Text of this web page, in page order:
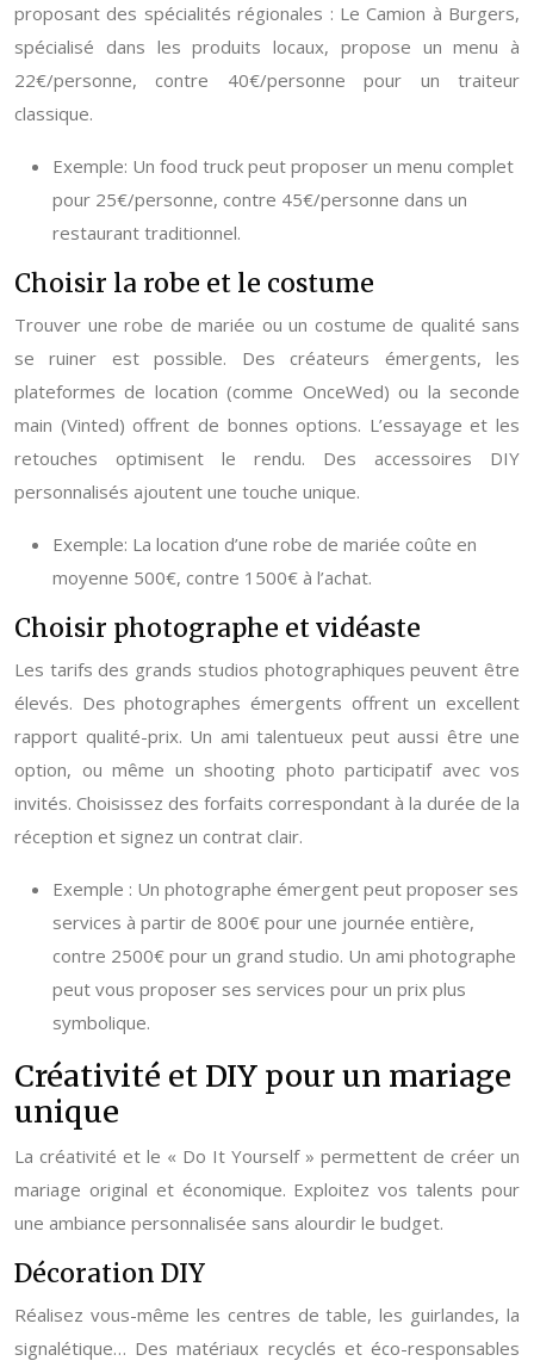
proposant des spécialités régionales : Le Camion à Burgers,
spécialisé dans les produits locaux, propose un menu à
22€/personne, contre 40€/personne pour un traiteur
classique.
Exemple: Un food truck peut proposer un menu complet
pour 25€/personne, contre 45€/personne dans un
restaurant traditionnel.
Choisir la robe et le costume
Trouver une robe de mariée ou un costume de qualité sans
se ruiner est possible. Des créateurs émergents, les
plateformes de location (comme OnceWed) ou la seconde
main (Vinted) offrent de bonnes options. L’essayage et les
retouches optimisent le rendu. Des accessoires DIY
personnalisés ajoutent une touche unique.
Exemple: La location d’une robe de mariée coûte en
moyenne 500€, contre 1500€ à l’achat.
Choisir photographe et vidéaste
Les tarifs des grands studios photographiques peuvent être
élevés. Des photographes émergents offrent un excellent
rapport qualité-prix. Un ami talentueux peut aussi être une
option, ou même un shooting photo participatif avec vos
invités. Choisissez des forfaits correspondant à la durée de la
réception et signez un contrat clair.
Exemple : Un photographe émergent peut proposer ses
services à partir de 800€ pour une journée entière,
contre 2500€ pour un grand studio. Un ami photographe
peut vous proposer ses services pour un prix plus
symbolique.
Créativité et DIY pour un mariage
unique
La créativité et le « Do It Yourself » permettent de créer un
mariage original et économique. Exploitez vos talents pour
une ambiance personnalisée sans alourdir le budget.
Décoration DIY
Réalisez vous-même les centres de table, les guirlandes, la
signalétique… Des matériaux recyclés et éco-responsables